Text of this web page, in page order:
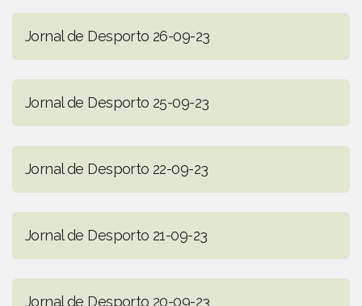
Jornal de Desporto 26-09-23
Jornal de Desporto 25-09-23
Jornal de Desporto 22-09-23
Jornal de Desporto 21-09-23
Jornal de Desporto 20-09-23